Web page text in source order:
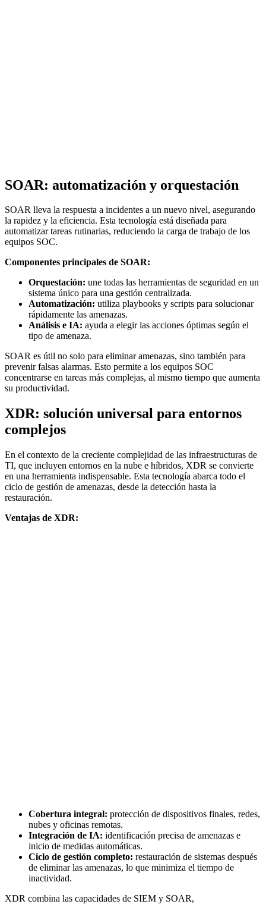
SOAR: automatización y orquestación
SOAR lleva la respuesta a incidentes a un nuevo nivel, asegurando
la rapidez y la eficiencia. Esta tecnología está diseñada para
automatizar tareas rutinarias, reduciendo la carga de trabajo de los
equipos SOC.
Componentes principales de SOAR:
Orquestación: une todas las herramientas de seguridad en un
sistema único para una gestión centralizada.
Automatización: utiliza playbooks y scripts para solucionar
rápidamente las amenazas.
Análisis e IA: ayuda a elegir las acciones óptimas según el
tipo de amenaza.
SOAR es útil no solo para eliminar amenazas, sino también para
prevenir falsas alarmas. Esto permite a los equipos SOC
concentrarse en tareas más complejas, al mismo tiempo que aumenta
su productividad.
XDR: solución universal para entornos
complejos
En el contexto de la creciente complejidad de las infraestructuras de
TI, que incluyen entornos en la nube e híbridos, XDR se convierte
en una herramienta indispensable. Esta tecnología abarca todo el
ciclo de gestión de amenazas, desde la detección hasta la
restauración.
Ventajas de XDR:
Cobertura integral: protección de dispositivos finales, redes,
nubes y oficinas remotas.
Integración de IA: identificación precisa de amenazas e
inicio de medidas automáticas.
Ciclo de gestión completo: restauración de sistemas después
de eliminar las amenazas, lo que minimiza el tiempo de
inactividad.
XDR combina las capacidades de SIEM y SOAR,